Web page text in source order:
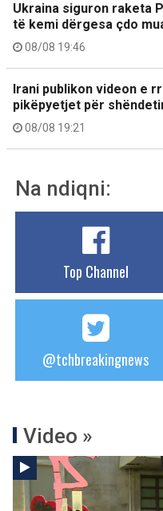
Ukraina siguron raketa
të kemi dërgesa çdo
08/08 19:46
Irani publikon videon e
pikëpyetjet për
08/08 19:21
Na ndiqni:
Top Channel
@tchbreakingnews
Video »